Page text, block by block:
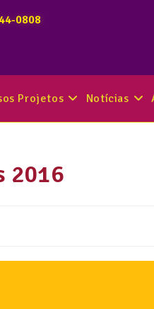
0808
Projetos Notícias
2016